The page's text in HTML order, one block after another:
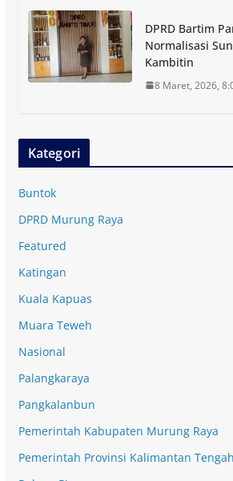
DPRD Bartim
Normalisasi
Kambitin
8 Maret, 2026,
Kategori
Buntok
DPRD Murung Raya
Featured
Katingan
Kuala Kapuas
Muara Teweh
Nasional
Palangkaraya
Pangkalanbun
Pemerintah Kabupaten Murung Raya
Pemerintah Provinsi Kalimantan Tengah